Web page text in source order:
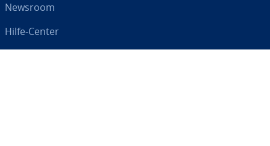
Newsroom
Hilfe-Center